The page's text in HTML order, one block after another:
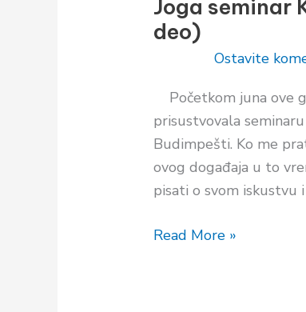
Joga seminar
deo)
Ostavite
Početkom juna ove
prisustvovala
Budimpešti. Ko me
ovog događaja u to
pisati o svom iskustvu
Kino
Macgregor
deo)
Read More »